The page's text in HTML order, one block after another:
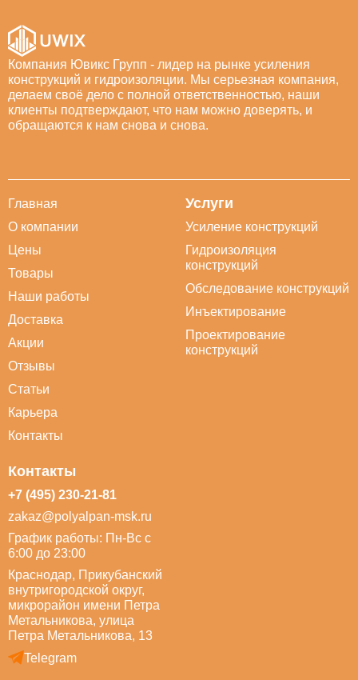
Компания Ювикс Групп - лидер на рынке усиления
конструкций и гидроизоляции. Мы серьезная компания,
делаем своё дело с полной ответственностью, наши
клиенты подтверждают, что нам можно доверять, и
обращаются к нам снова и снова.
Главная
О компании
Цены
Товары
Наши работы
Доставка
Акции
Отзывы
Статьи
Карьера
Контакты
Услуги
Усиление конструкций
Гидроизоляция
конструкций
Обследование конструкций
Инъектирование
Проектирование
конструкций
Контакты
+7 (495) 230-21-81
zakaz@polyalpan-msk.ru
График работы: Пн-Вс с
6:00 до 23:00
Краснодар, Прикубанский
внутригородской округ,
микрорайон имени Петра
Метальникова, улица
Петра Метальникова, 13
Telegram